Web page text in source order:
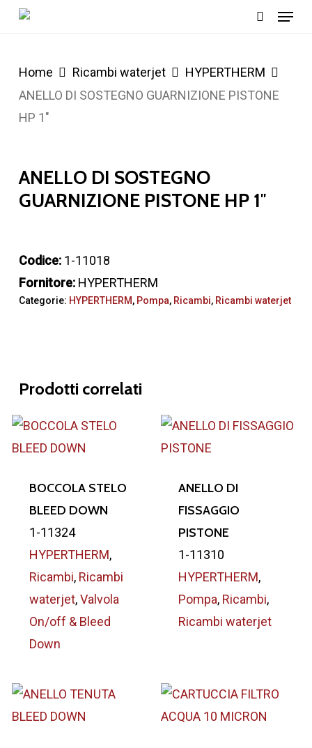
Skip
content
Menu
Home Ricambi waterjet
HYPERTHERM
ANELLO DI SOSTEGNO GUARNIZIONE PISTONE
HP 1″
ANELLO DI SOSTEGNO
GUARNIZIONE PISTONE HP 1″
Codice:1-11018
Fornitore:HYPERTHERM
Categorie: HYPERTHERM, Pompa, Ricambi, Ricambi waterjet
Prodotti correlati
BOCCOLA STELO
BLEED DOWN
1-11324
HYPERTHERM,
Ricambi, Ricambi
waterjet,Valvola
On/off & Bleed
Down
ANELLO DI
FISSAGGIO
PISTONE
1-11310
HYPERTHERM,
Pompa, Ricambi,
Ricambi waterjet